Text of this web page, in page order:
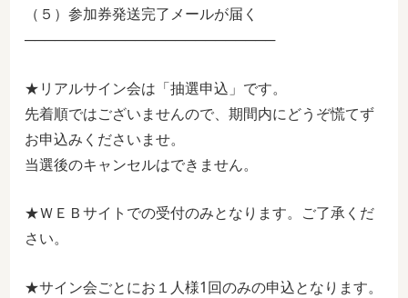
（５）参加券発送完了メールが届く
─────────────────────────
★リアルサイン会は「抽選申込」です。
先着順ではございませんので、期間内にどうぞ慌てず
お申込みくださいませ。
当選後のキャンセルはできません。
★ＷＥＢサイトでの受付のみとなります。ご了承くだ
さい。
★サイン会ごとにお１人様1回のみの申込となります。